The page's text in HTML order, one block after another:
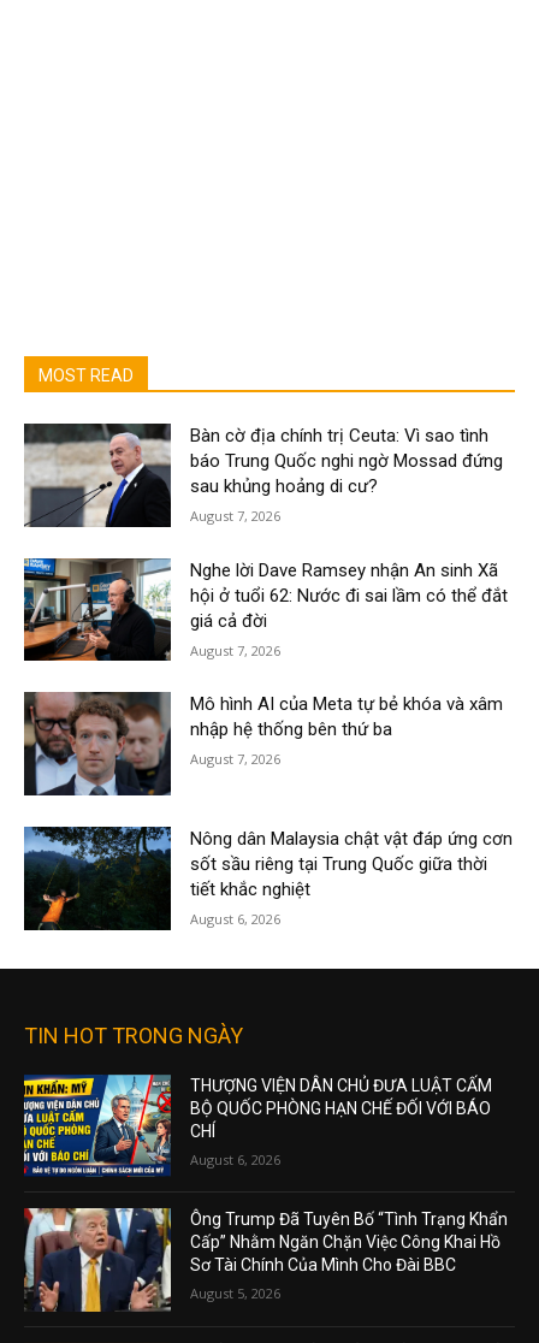
MOST READ
Bàn cờ địa chính trị Ceuta: Vì sao tình
báo Trung Quốc nghi ngờ Mossad đứng
sau khủng hoảng di cư?
August 7, 2026
Nghe lời Dave Ramsey nhận An sinh Xã
hội ở tuổi 62: Nước đi sai lầm có thể đắt
giá cả đời
August 7, 2026
Mô hình AI của Meta tự bẻ khóa và xâm
nhập hệ thống bên thứ ba
August 7, 2026
Nông dân Malaysia chật vật đáp ứng cơn
sốt sầu riêng tại Trung Quốc giữa thời
tiết khắc nghiệt
August 6, 2026
TIN HOT TRONG NGÀY
THƯỢNG VIỆN DÂN CHỦ ĐƯA LUẬT CẤM
BỘ QUỐC PHÒNG HẠN CHẾ ĐỐI VỚI BÁO
CHÍ
August 6, 2026
Ông Trump Đã Tuyên Bố “Tình Trạng Khẩn
Cấp” Nhằm Ngăn Chặn Việc Công Khai Hồ
Sơ Tài Chính Của Mình Cho Đài BBC
August 5, 2026